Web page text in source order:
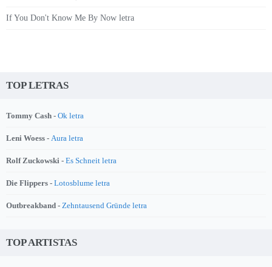
If You Don't Know Me By Now letra
TOP LETRAS
Tommy Cash - Ok letra
Leni Woess - Aura letra
Rolf Zuckowski - Es Schneit letra
Die Flippers - Lotosblume letra
Outbreakband - Zehntausend Gründe letra
TOP ARTISTAS